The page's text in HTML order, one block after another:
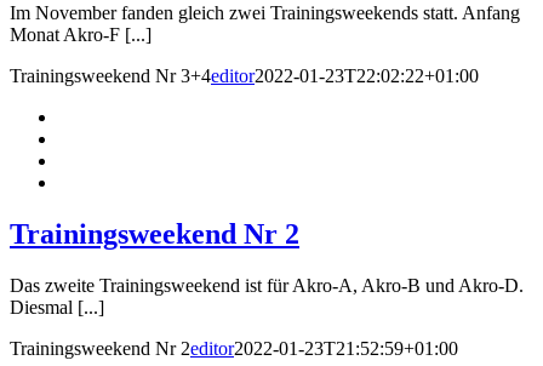
Im November fanden gleich zwei Trainingsweekends statt. Anfang
Monat Akro-F [...]
Trainingsweekend Nr 3+4editor2022-01-23T22:02:22+01:00
Trainingsweekend Nr 2
Das zweite Trainingsweekend ist für Akro-A, Akro-B und Akro-D.
Diesmal [...]
Trainingsweekend Nr 2editor2022-01-23T21:52:59+01:00